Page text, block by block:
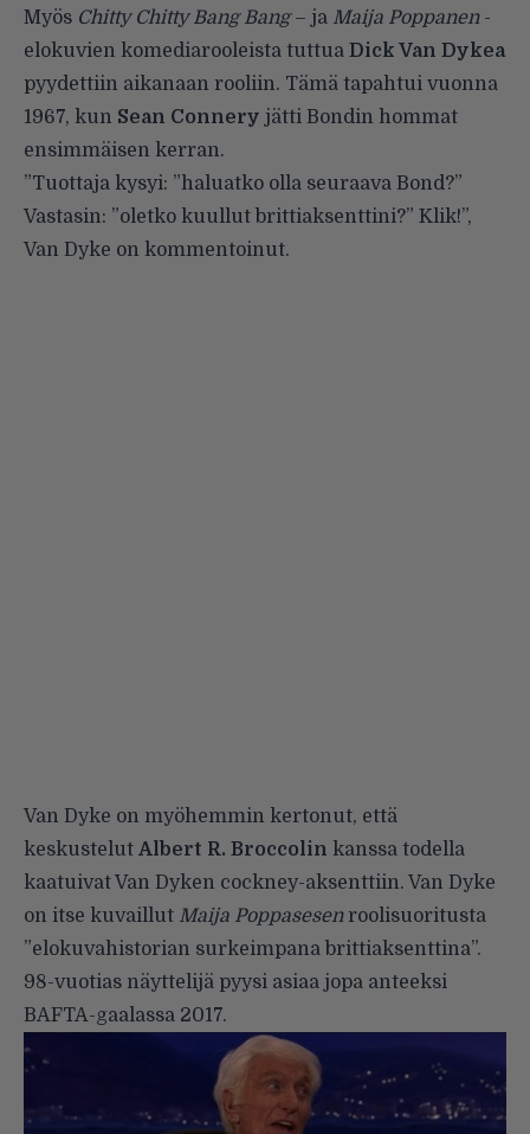
Myös Chitty Chitty Bang Bang– ja Maija Poppanen-
elokuvien komediarooleista tuttua Dick Van Dykea
pyydettiin aikanaan rooliin. Tämä tapahtui vuonna
1967, kun Sean Connery jätti Bondin hommat
ensimmäisen kerran.
”Tuottaja kysyi: ”haluatko olla seuraava Bond?”
Vastasin: ”oletko kuullut brittiaksenttini?” Klik!”,
Van Dyke on kommentoinut.
Van Dyke on myöhemmin kertonut, että
keskustelut Albert R. Broccolin kanssa todella
kaatuivat Van Dyken cockney-aksenttiin. Van Dyke
on itse kuvaillut Maija Poppasesenroolisuoritusta
”elokuvahistorian surkeimpana brittiaksenttina”.
98-vuotias näyttelijä pyysi asiaa jopa anteeksi
BAFTA-gaalassa 2017.